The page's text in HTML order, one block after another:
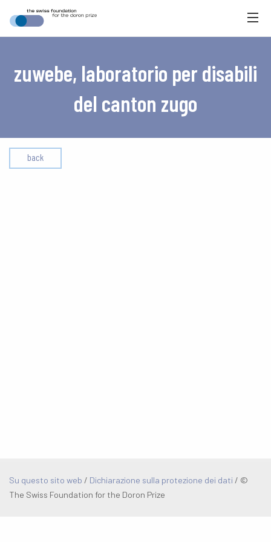
zuwebe, laboratorio per disabili
del canton zugo
back
Su questo sito web / Dichiarazione sulla protezione dei dati / ©
The Swiss Foundation for the Doron Prize